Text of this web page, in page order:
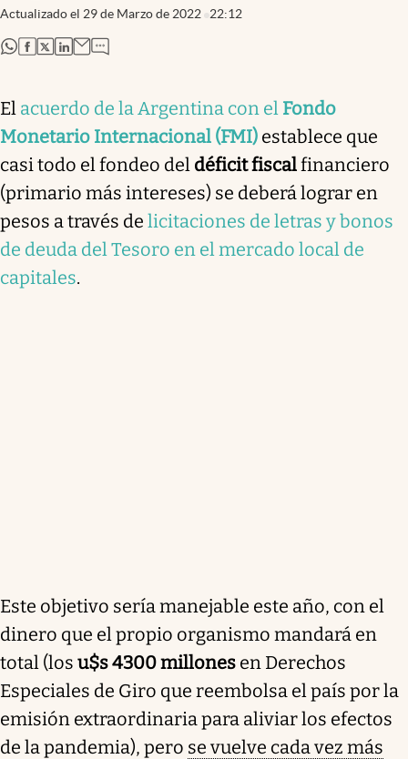
Actualizado el 29 de Marzo de 2022 22:12
abre en nueva pestaña
abre en nueva pestaña
abre en nueva pestaña
abre en nueva pestaña
El acuerdo de la Argentina con el Fondo
Monetario Internacional (FMI) establece que
casi todo el fondeo del déficit fiscalfinanciero
(primario más intereses) se deberá lograr en
pesos a través de licitaciones de letras y bonos
de deuda del Tesoro en el mercado local de
capitales.
Este objetivo sería manejable este año, con el
dinero que el propio organismo mandará en
total (los u$s 4300 millones en Derechos
Especiales de Giro que reembolsa el país por la
emisión extraordinaria para aliviar los efectos
de la pandemia), pero se vuelve cada vez más